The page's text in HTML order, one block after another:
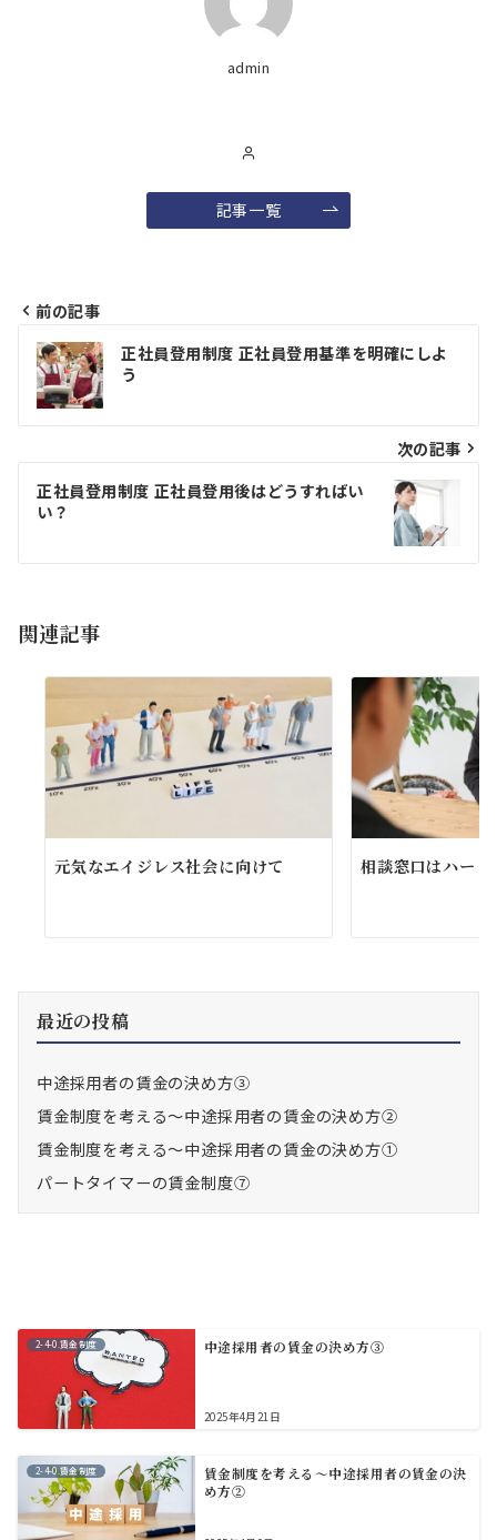
admin
記事一覧
投
稿
ナ
ビ
ゲ
ー
シ
ン
前の記事
正社員登用制度 正社員登用基準を明確にしよ
う
次の記事
正社員登用制度 正社員登用後はどうすればい
い？
関連記事
元気なエイジレス社会に向けて 相談窓口はハー
最近の投稿
中途採用者の賃金の決め方③
賃金制度を考える～中途採用者の賃金の決め方②
賃金制度を考える～中途採用者の賃金の決め方①
パートタイマーの賃金制度⑦
2-4-0.賃金制度 中途採用者の賃金の決め方③
2025年4月21日
2-4-0.賃金制度
賃金制度を考える～中途採用者の賃金の決
め方②